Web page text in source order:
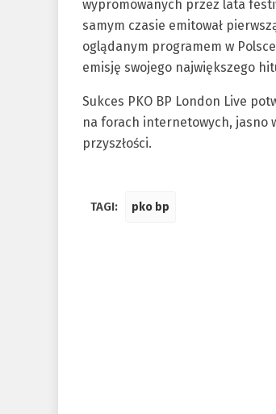
wypromowanych przez lata
samym czasie emitował
oglądanym programem w
emisję swojego największego
Sukces PKO BP London Live
na forach internetowych, jasno
przyszłości.
TAGI: pko bp